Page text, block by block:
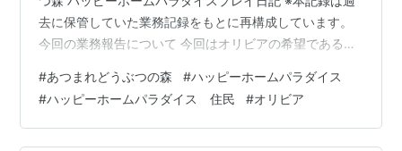
去に保管していた業務記録をもとに再構成しています。
今回の業務報告について 今回はオリビアの希望である
別荘づくりを進めています。 今回の業務報告では、 別荘
をつくる場所にＦ－７を選択した理由。 しきりかべを使
い、別の役割を持たせるレイアウトの考え方。 完成後に
#あつまれどうぶつの森 #ハッピーホームパラダイス
#ハッピーホームパラダイス 住民 #オリビア